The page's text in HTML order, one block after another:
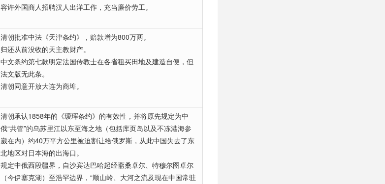
容许外国商人招聘汉人出洋工作，充当廉价劳工。
清朝批准中法《天津条约》，赔款增为800万两。
归还从前没收的天主教财产。
中文条约第七款明定法国传教士在各省租买田地及建造自便，但
法文版无此条。
清朝同意开放大连为商埠。
清朝承认1858年的《瑷珲条约》的有效性，并将原先规定为中
俄“共管”的乌苏里江以东至海之地（包括库页岛以及不冻港海参
崴在内）约40万平方公里被迫割让给俄罗斯，从此中国失去了东
北地区对日本海的出海口。
规定中俄西段疆界，自沙宾达巴哈起经斋桑卓尔、特穆尔图卓尔
（今伊塞克湖）至浩罕边界，“顺山岭、大河之流及现在中国常驻